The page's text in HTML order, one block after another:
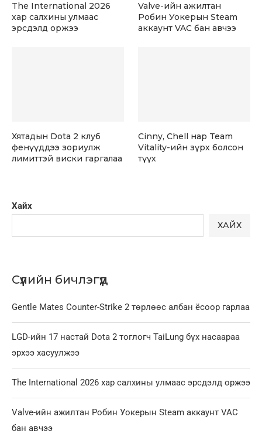
Хайх
ХАЙХ
Сүүлийн бичлэгүүд
Gentle Mates Counter-Strike 2 төрлөөс албан ёсоор гарлаа
LGD-ийн 17 настай Dota 2 тоглогч TaiLung бүх насаараа
эрхээ хасуулжээ
The International 2026 хар салхины улмаас эрсдэлд оржээ
Valve-ийн ажилтан Робин Уокерын Steam аккаунт VAC
бан авчээ
The International 2026
хар салхины улмаас
эрсдэлд оржээ
Valve-ийн ажилтан
Робин Уокерын Steam
аккаунт VAC бан авчээ
Хятадын Dota 2 клуб
фенүүддээ зориулж
лимиттэй виски гаргалаа
Cinny, Chell нар Team
Vitality-ийн зүрх болсон
түүх